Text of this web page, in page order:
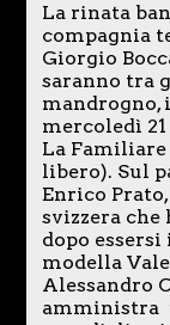
La rinata
compagnia
Giorgio
saranno tra
mandrogno,
mercoledì
La
libero). Sul
Enrico
svizzera
dopo
modella
Alessandro
amministra